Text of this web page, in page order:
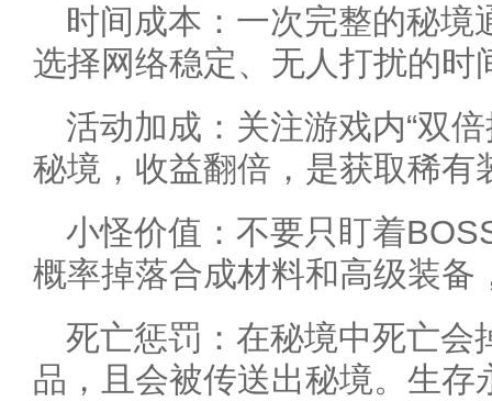
时间成本：一次完整的秘境
选择网络稳定、无人打扰的时
活动加成：关注游戏内“双
秘境，收益翻倍，是获取稀有
小怪价值：不要只盯着
概率掉落合成材料和高级装备
死亡惩罚：在秘境中死亡会
品，且会被传送出秘境。生存